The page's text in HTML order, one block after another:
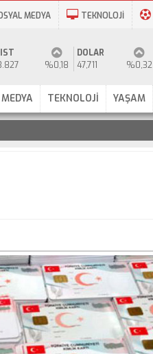
MEDYA TEKNOLOJİ
%0,18
DOLAR
47,711
%0,32
MEDYA TEKNOLOJİ YAŞAM